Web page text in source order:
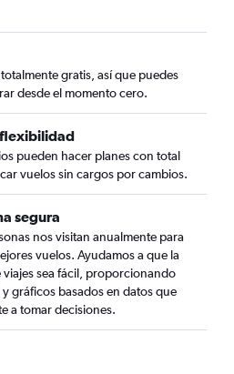
gratis, así que puedes
desde el momento cero.
flexibilidad
pueden hacer planes con total
vuelos sin cargos por cambios.
segura
nos visitan anualmente para
vuelos. Ayudamos a que la
sea fácil, proporcionando
gráficos basados en datos que
a tomar decisiones.